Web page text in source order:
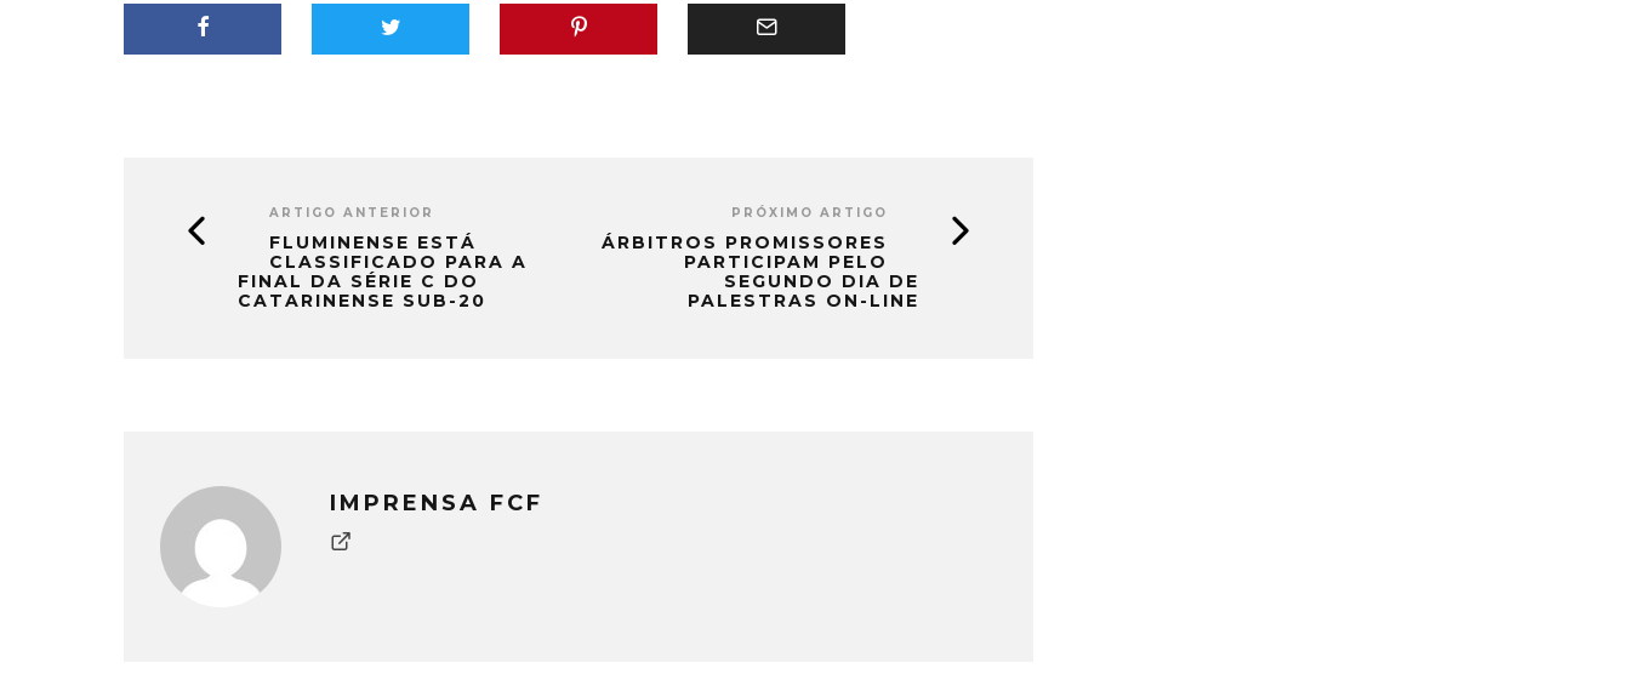
ARTIGO ANTERIOR
FLUMINENSE ESTÁ
CLASSIFICADO PARA A
FINAL DA SÉRIE C DO
CATARINENSE SUB-20
PRÓXIMO ARTIGO
ÁRBITROS PROMISSORES
PARTICIPAM PELO
SEGUNDO DIA DE
PALESTRAS ON-LINE
IMPRENSA FCF